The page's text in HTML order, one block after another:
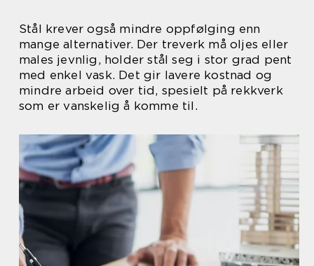
Stål krever også mindre oppfølging enn
mange alternativer. Der treverk må oljes eller
males jevnlig, holder stål seg i stor grad pent
med enkel vask. Det gir lavere kostnad og
mindre arbeid over tid, spesielt på rekkverk
som er vanskelig å komme til.